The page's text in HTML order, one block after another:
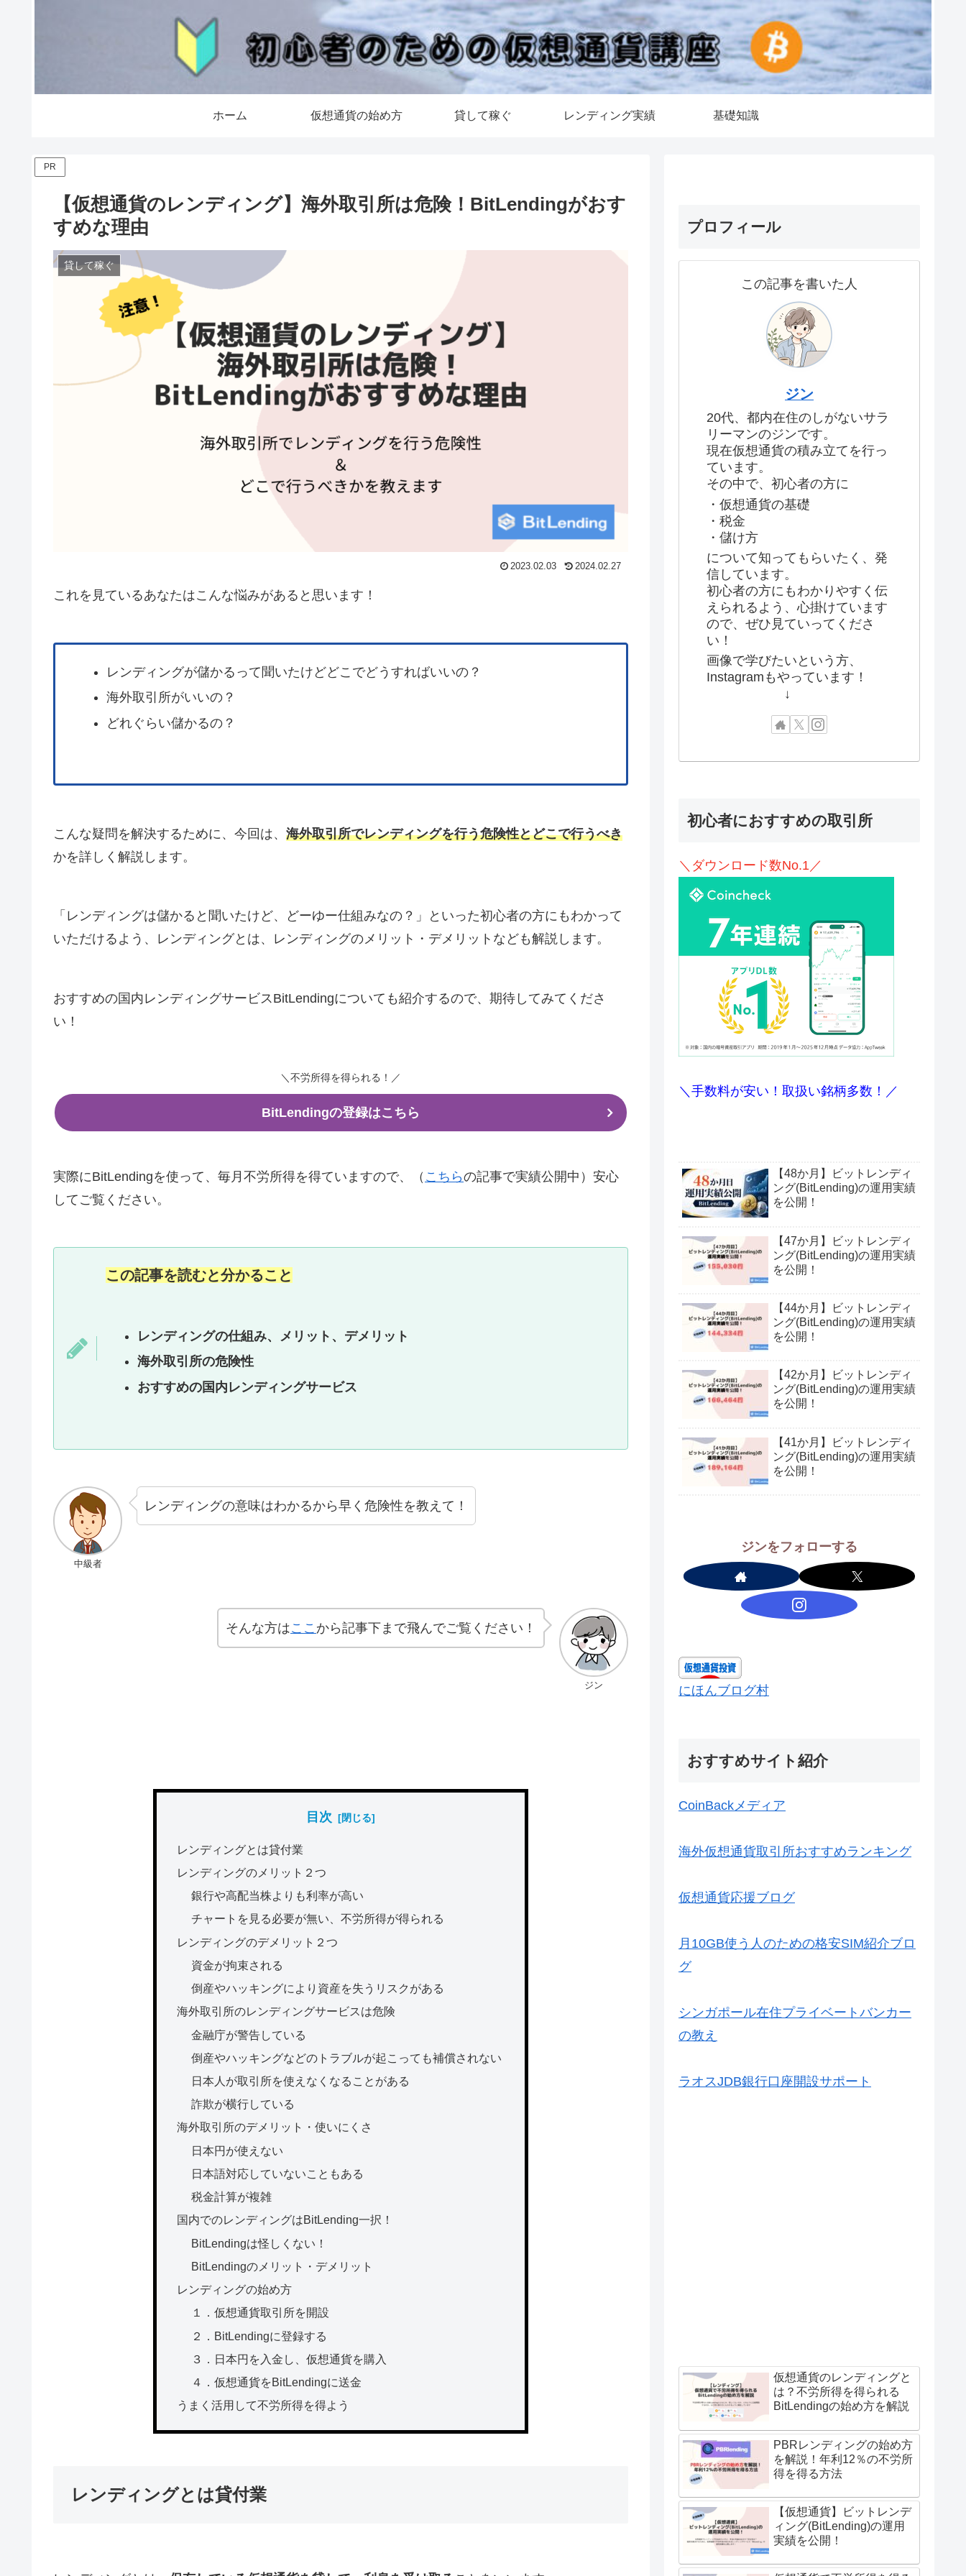
ホーム 仮想通貨の始め方 貸して稼ぐ レンディング実績 基礎知識
PR
【仮想通貨のレンディング】海外取引所は危険！BitLendingがおす
すめな理由
貸して稼ぐ
2023.02.03 2024.02.27
これを見ているあなたはこんな悩みがあると思います！
レンディングが儲かるって聞いたけどどこでどうすればいいの？
海外取引所がいいの？
どれぐらい儲かるの？
こんな疑問を解決するために、今回は、 海外取引所でレンディングを行う危険性とどこで行うべき
かを詳しく解説します。
「レンディングは儲かると聞いたけど、どーゆー仕組みなの？」といった初心者の方にもわかって
いただけるよう、レンディングとは、レンディングのメリット・デメリットなども解説します。
おすすめの国内レンディングサービスBitLendingについても紹介するので、期待してみてくださ
い！
＼不労所得を得られる！／
BitLendingの登録はこちら
実際にBitLendingを使って、毎月不労所得を得ていますので、（ こちらの記事で実績公開中）安心
してご覧ください。
この記事を読むと分かること
レンディングの仕組み、メリット、デメリット
海外取引所の危険性
おすすめの国内レンディングサービス
中級者
レンディングの意味はわかるから早く危険性を教えて！
ジン
そんな方はここ から記事下まで飛んでご覧ください！
目次
レンディングとは貸付業
レンディングのメリット２つ
銀行や高配当株よりも利率が高い
チャートを見る必要が無い、不労所得が得られる
レンディングのデメリット２つ
資金が拘束される
倒産やハッキングにより資産を失うリスクがある
海外取引所のレンディングサービスは危険
金融庁が警告している
倒産やハッキングなどのトラブルが起こっても補償されない
日本人が取引所を使えなくなることがある
詐欺が横行している
海外取引所のデメリット・使いにくさ
日本円が使えない
日本語対応していないこともある
税金計算が複雑
国内でのレンディングはBitLending一択！
BitLendingは怪しくない！
BitLendingのメリット・デメリット
レンディングの始め方
１．仮想通貨取引所を開設
２．BitLendingに登録する
３．日本円を入金し、仮想通貨を購入
４．仮想通貨をBitLendingに送金
うまく活用して不労所得を得よう
レンディングとは貸付業
プロフィール
この記事を書いた人
ジン
20代、都内在住のしがないサラ
リーマンのジンです。
現在仮想通貨の積み立てを行っ
ています。
その中で、初心者の方に
・仮想通貨の基礎
・税金
・儲け方
について知ってもらいたく、発
信しています。
初心者の方にもわかりやすく伝
えられるよう、心掛けています
ので、ぜひ見ていってくださ
い！
画像で学びたいという方、
Instagramもやっています！
↓
初心者におすすめの取引所
＼ダウンロード数No.1／
＼手数料が安い！取扱い銘柄多数！／
【48か月】ビットレンディ
ング(BitLending)の運用実績
を公開！
【47か月】ビットレンディ
ング(BitLending)の運用実績
を公開！
【44か月】ビットレンディ
ング(BitLending)の運用実績
を公開！
【42か月】ビットレンディ
ング(BitLending)の運用実績
を公開！
【41か月】ビットレンディ
ング(BitLending)の運用実績
を公開！
ジンをフォローする
にほんブログ村
おすすめサイト紹介
CoinBackメディア
海外仮想通貨取引所おすすめランキング
仮想通貨応援ブログ
月10GB使う人のための格安SIM紹介ブロ
グ
シンガポール在住プライベートバンカー
の教え
ラオスJDB銀行口座開設サポート
仮想通貨のレンディングと
は？不労所得を得られる
BitLendingの始め方を解説
PBRレンディングの始め方
を解説！年利12％の不労所
得を得る方法
【仮想通貨】ビットレンデ
ィング(BitLending)の運用
実績を公開！